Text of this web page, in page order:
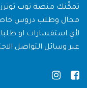
تمكّنك منصة توب
مجال وطلب دروس خاصة
لأي استفسارات او
عبر وسائل التواصل